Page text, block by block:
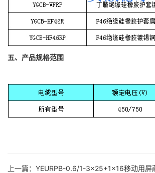
五、产品规格范围
上一篇： YEURPB-0.6/1-3×25+1×16移动用屏